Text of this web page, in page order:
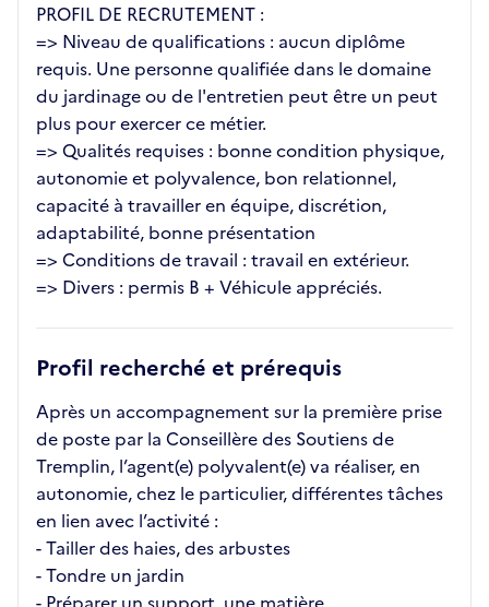
PROFIL DE RECRUTEMENT :
=> Niveau de qualifications : aucun diplôme
requis. Une personne qualifiée dans le domaine
du jardinage ou de l'entretien peut être un peut
plus pour exercer ce métier.
=> Qualités requises : bonne condition physique,
autonomie et polyvalence, bon relationnel,
capacité à travailler en équipe, discrétion,
adaptabilité, bonne présentation
=> Conditions de travail : travail en extérieur.
=> Divers : permis B + Véhicule appréciés.
Profil recherché et prérequis
Après un accompagnement sur la première prise
de poste par la Conseillère des Soutiens de
Tremplin, l’agent(e) polyvalent(e) va réaliser, en
autonomie, chez le particulier, différentes tâches
en lien avec l’activité :
- Tailler des haies, des arbustes
- Tondre un jardin